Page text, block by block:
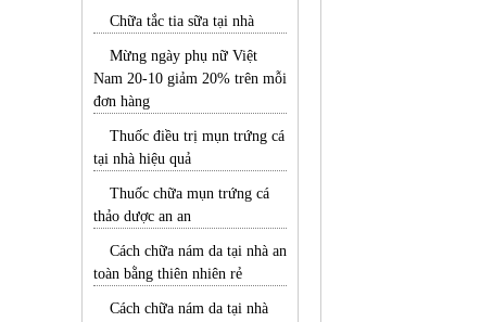
Chữa tắc tia sữa tại nhà
Mừng ngày phụ nữ Việt
Nam 20-10 giảm 20% trên mỗi
đơn hàng
Thuốc điều trị mụn trứng cá
tại nhà hiệu quả
Thuốc chữa mụn trứng cá
thảo dược an an
Cách chữa nám da tại nhà an
toàn bằng thiên nhiên rẻ
Cách chữa nám da tại nhà